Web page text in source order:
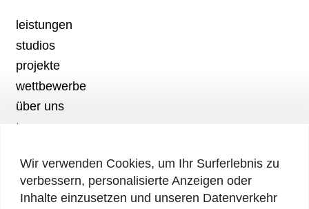
Wir verwenden Cookies, um Ihr Surferlebnis zu
verbessern, personalisierte Anzeigen oder
Inhalte einzusetzen und unseren Datenverkehr
leistungen
studios
projekte
wettbewerbe
über uns
team
aktuelles
kontakt